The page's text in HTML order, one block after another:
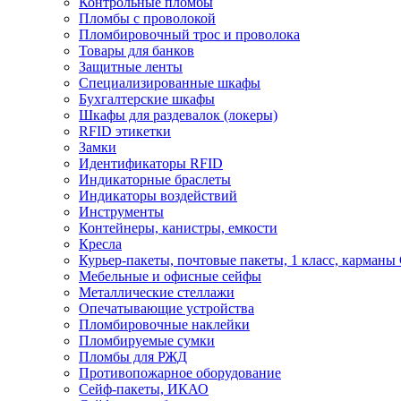
Пломбы с проволокой
Пломбировочный трос и проволока
Товары для банков
Защитные ленты
Cпециализированные шкафы
Бухгалтерские шкафы
Шкафы для раздевалок (локеры)
RFID этикетки
Замки
Идентификаторы RFID
Индикаторные браслеты
Индикаторы воздействий
Инструменты
Контейнеры, канистры, емкости
Кресла
Курьер-пакеты, почтовые пакеты, 1 класс,
Мебельные и офисные сейфы
Металлические стеллажи
Опечатывающие устройства
Пломбировочные наклейки
Пломбируемые сумки
Пломбы для РЖД
Противопожарное оборудование
Сейф-пакеты, ИКАО